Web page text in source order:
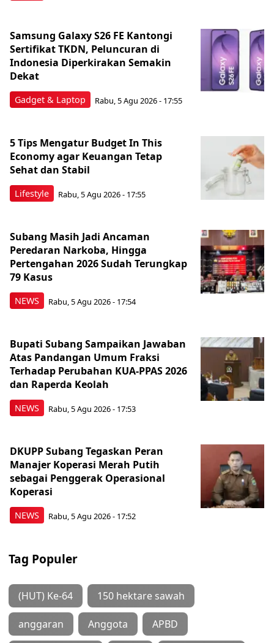
Gadget & Laptop
Samsung Galaxy S26 FE Kantongi
Sertifikat TKDN, Peluncuran di
Indonesia Diperkirakan Semakin
Dekat
Rabu, 5 Agu 2026 - 17:55
Lifestyle
5 Tips Mengatur Budget In This
Economy agar Keuangan Tetap
Sehat dan Stabil
Rabu, 5 Agu 2026 - 17:55
NEWS
Subang Masih Jadi Ancaman
Peredaran Narkoba, Hingga
Pertengahan 2026 Sudah Terungkap
79 Kasus
Rabu, 5 Agu 2026 - 17:54
NEWS
Bupati Subang Sampaikan Jawaban
Atas Pandangan Umum Fraksi
Terhadap Perubahan KUA-PPAS 2026
dan Raperda Keolah
Rabu, 5 Agu 2026 - 17:53
NEWS
DKUPP Subang Tegaskan Peran
Manajer Koperasi Merah Putih
sebagai Penggerak Operasional
Koperasi
Rabu, 5 Agu 2026 - 17:52
Tag Populer
(HUT) Ke-64 150 hektare sawah
anggaran Anggota APBD